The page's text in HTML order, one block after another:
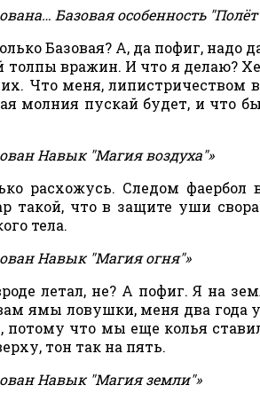
Базовая особенность
Базовая? А, да пофиг, надо
толпы вражин. И что я делаю?
Что меня, липистричеством
молния пускай будет, и что
Навык "Магия воздуха"»
расхожусь. Следом
такой, что в защите уши
тела.
Навык "Магия огня"»
летал, не? А пофиг. Я на
ямы ловушки, меня два
потому что мы еще колья
тон так на пять.
Навык "Магия земли"»